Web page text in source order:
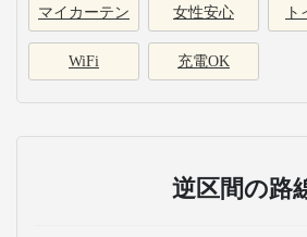
マイカーテン 女性安心
WiFi 充電OK
逆区間の路